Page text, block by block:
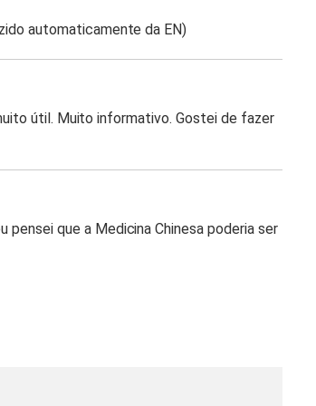
automaticamente da EN)
útil. Muito informativo. Gostei de fazer
pensei que a Medicina Chinesa poderia ser